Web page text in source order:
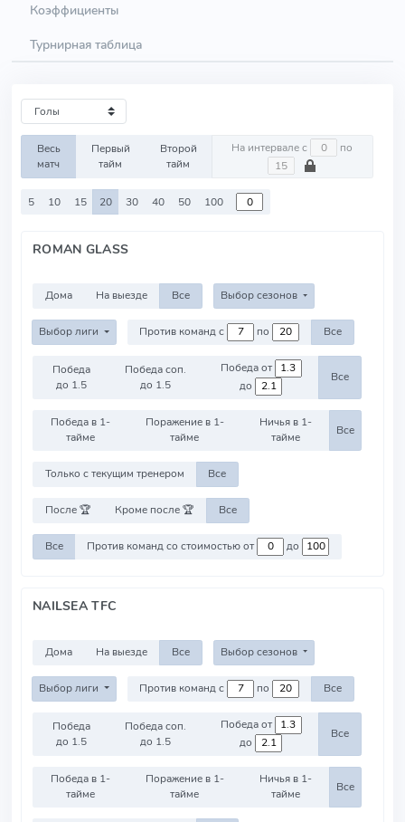
Коэффициенты
Турнирная таблица
Весь
матч
Первый
тайм
Второй
тайм
На интервале с по
5 10 15 20 30 40 50 100
ROMAN GLASS
Дома На выезде Все Выбор сезонов
Выбор лиги Против команд с по Все
Победа
до 1.5
Победа соп.
до 1.5
Победа от
до
Все
Победа в 1-
тайме
Поражение в 1-
тайме
Ничья в 1-
тайме
Все
Только с текущим тренером Все
После 🏆 Кроме после 🏆 Все
Все Против команд со стоимостью от до
NAILSEA TFC
Дома На выезде Все Выбор сезонов
Выбор лиги Против команд с по Все
Победа
до 1.5
Победа соп.
до 1.5
Победа от
до
Все
Победа в 1-
тайме
Поражение в 1-
тайме
Ничья в 1-
тайме
Все